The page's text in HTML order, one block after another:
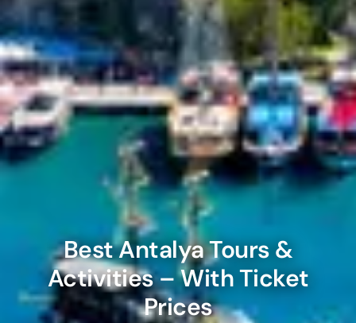
BestAntalyaTours &
Activities – With Ticket
Prices